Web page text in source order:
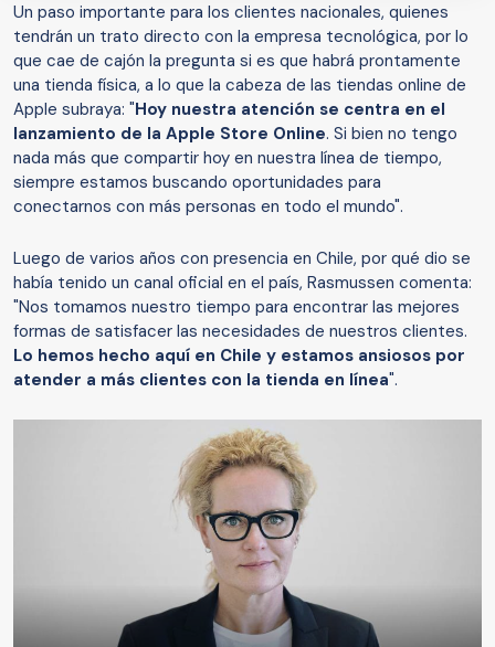
Un paso importante para los clientes nacionales, quienes
tendrán un trato directo con la empresa tecnológica, por lo
que cae de cajón la pregunta si es que habrá prontamente
una tienda física, a lo que la cabeza de las tiendas online de
Apple subraya: "Hoy nuestra atención se centra en el
lanzamiento de la Apple Store Online. Si bien no tengo
nada más que compartir hoy en nuestra línea de tiempo,
siempre estamos buscando oportunidades para
conectarnos con más personas en todo el mundo".
Luego de varios años con presencia en Chile, por qué dio se
había tenido un canal oficial en el país, Rasmussen comenta:
"Nos tomamos nuestro tiempo para encontrar las mejores
formas de satisfacer las necesidades de nuestros clientes.
Lo hemos hecho aquí en Chile y estamos ansiosos por
atender a más clientes con la tienda en línea".